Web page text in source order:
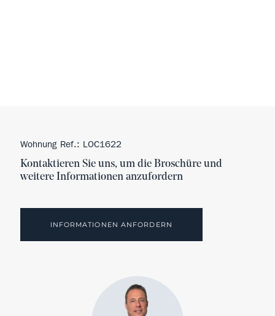
Wohnung Ref.: LOC1622
Kontaktieren Sie uns, um die Broschüre und
weitere Informationen anzufordern
INFORMATIONEN ANFORDERN